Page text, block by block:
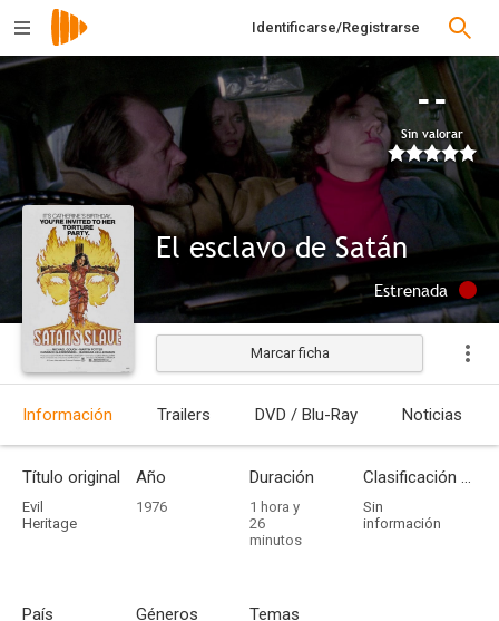
Identificarse/Registrarse
--
Sin valorar
El esclavo de Satán
Estrenada
Marcar ficha
Información Trailers DVD / Blu-Ray Noticias
Título original
Evil
Heritage
Año
1976
Duración
1 hora y
26
minutos
Clasificación por edades
Sin
información
País Géneros Temas